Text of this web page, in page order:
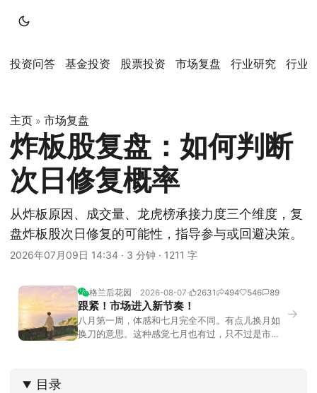
投资问答 基金投资 股票投资 市场复盘 行业研究 行业
主页 » 市场复盘
炸板股复盘：如何判断
次日修复概率
从炸板原因、成交量、龙虎榜承接力度三个维度，复
盘炸板股次日修复的可能性，指导参与或回避决策。
2026年07月09日 14:34 · 3 分钟 · 1211 字
格兰后花园 2026-08-07 2631 494 546 89
跟紧！市场进入新节奏！
八月第一周，体感和七月完全不同。有点儿换月如
换刀的意思。这种感觉七月也有过，只不过是市场
→
目录